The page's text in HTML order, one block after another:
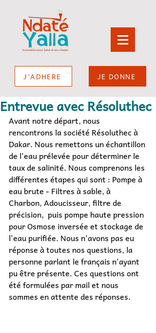
J'ADHERE JE DONNE
Entrevue avec Résoluthec
Avant notre départ, nous
rencontrons la société Résoluthec à
Dakar. Nous remettons un échantillon
de l'eau prélevée pour déterminer le
taux de salinité. Nous comprenons les
différentes étapes qui sont : Pompe à
eau brute - Filtres à sable, à
Charbon, Adoucisseur, filtre de
précision,  puis pompe haute pression
pour Osmose inversée et stockage de
l'eau purifiée. Nous n'avons pas eu
réponse à toutes nos questions, la
personne parlant le français n'ayant
pu être présente. Ces questions ont
été formulées par mail et nous
sommes en attente des réponses.